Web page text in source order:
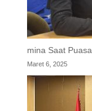
mina Saat Puasa
Maret 6, 2025